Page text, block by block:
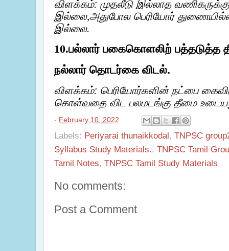
விளக்கம்: முதலீடு இல்லாத
இல்லை,அதுபோல பெரியோர்
இல்லை.
10.பல்லார் பகைகொளலிற் பத்தடுத்த
நல்லார் தொடர்கை விடல்.
விளக்கம்: பெரியோர்களின் நட்பை
கொள்வதை விட பலமடங்கு தீமை
- February 10, 2022
Labels: Periyarai thunaikkodal, TNPSC
Syllabus Study Materials., TNPSC Tamil
Tamil Notes, TNPSC Tamil Study Materials
No comments:
Post a Comment